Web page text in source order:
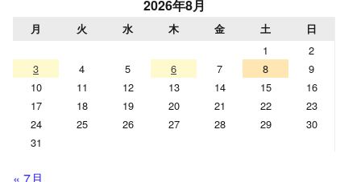
2026年8月
月 火 水 木 金 土 日
1
2
3
4 5 6 7 8
9
10
11 12 13 14 15
16
17
18 19 20 21 22
23
24
25 26 27 28 29
30
31
« 7月